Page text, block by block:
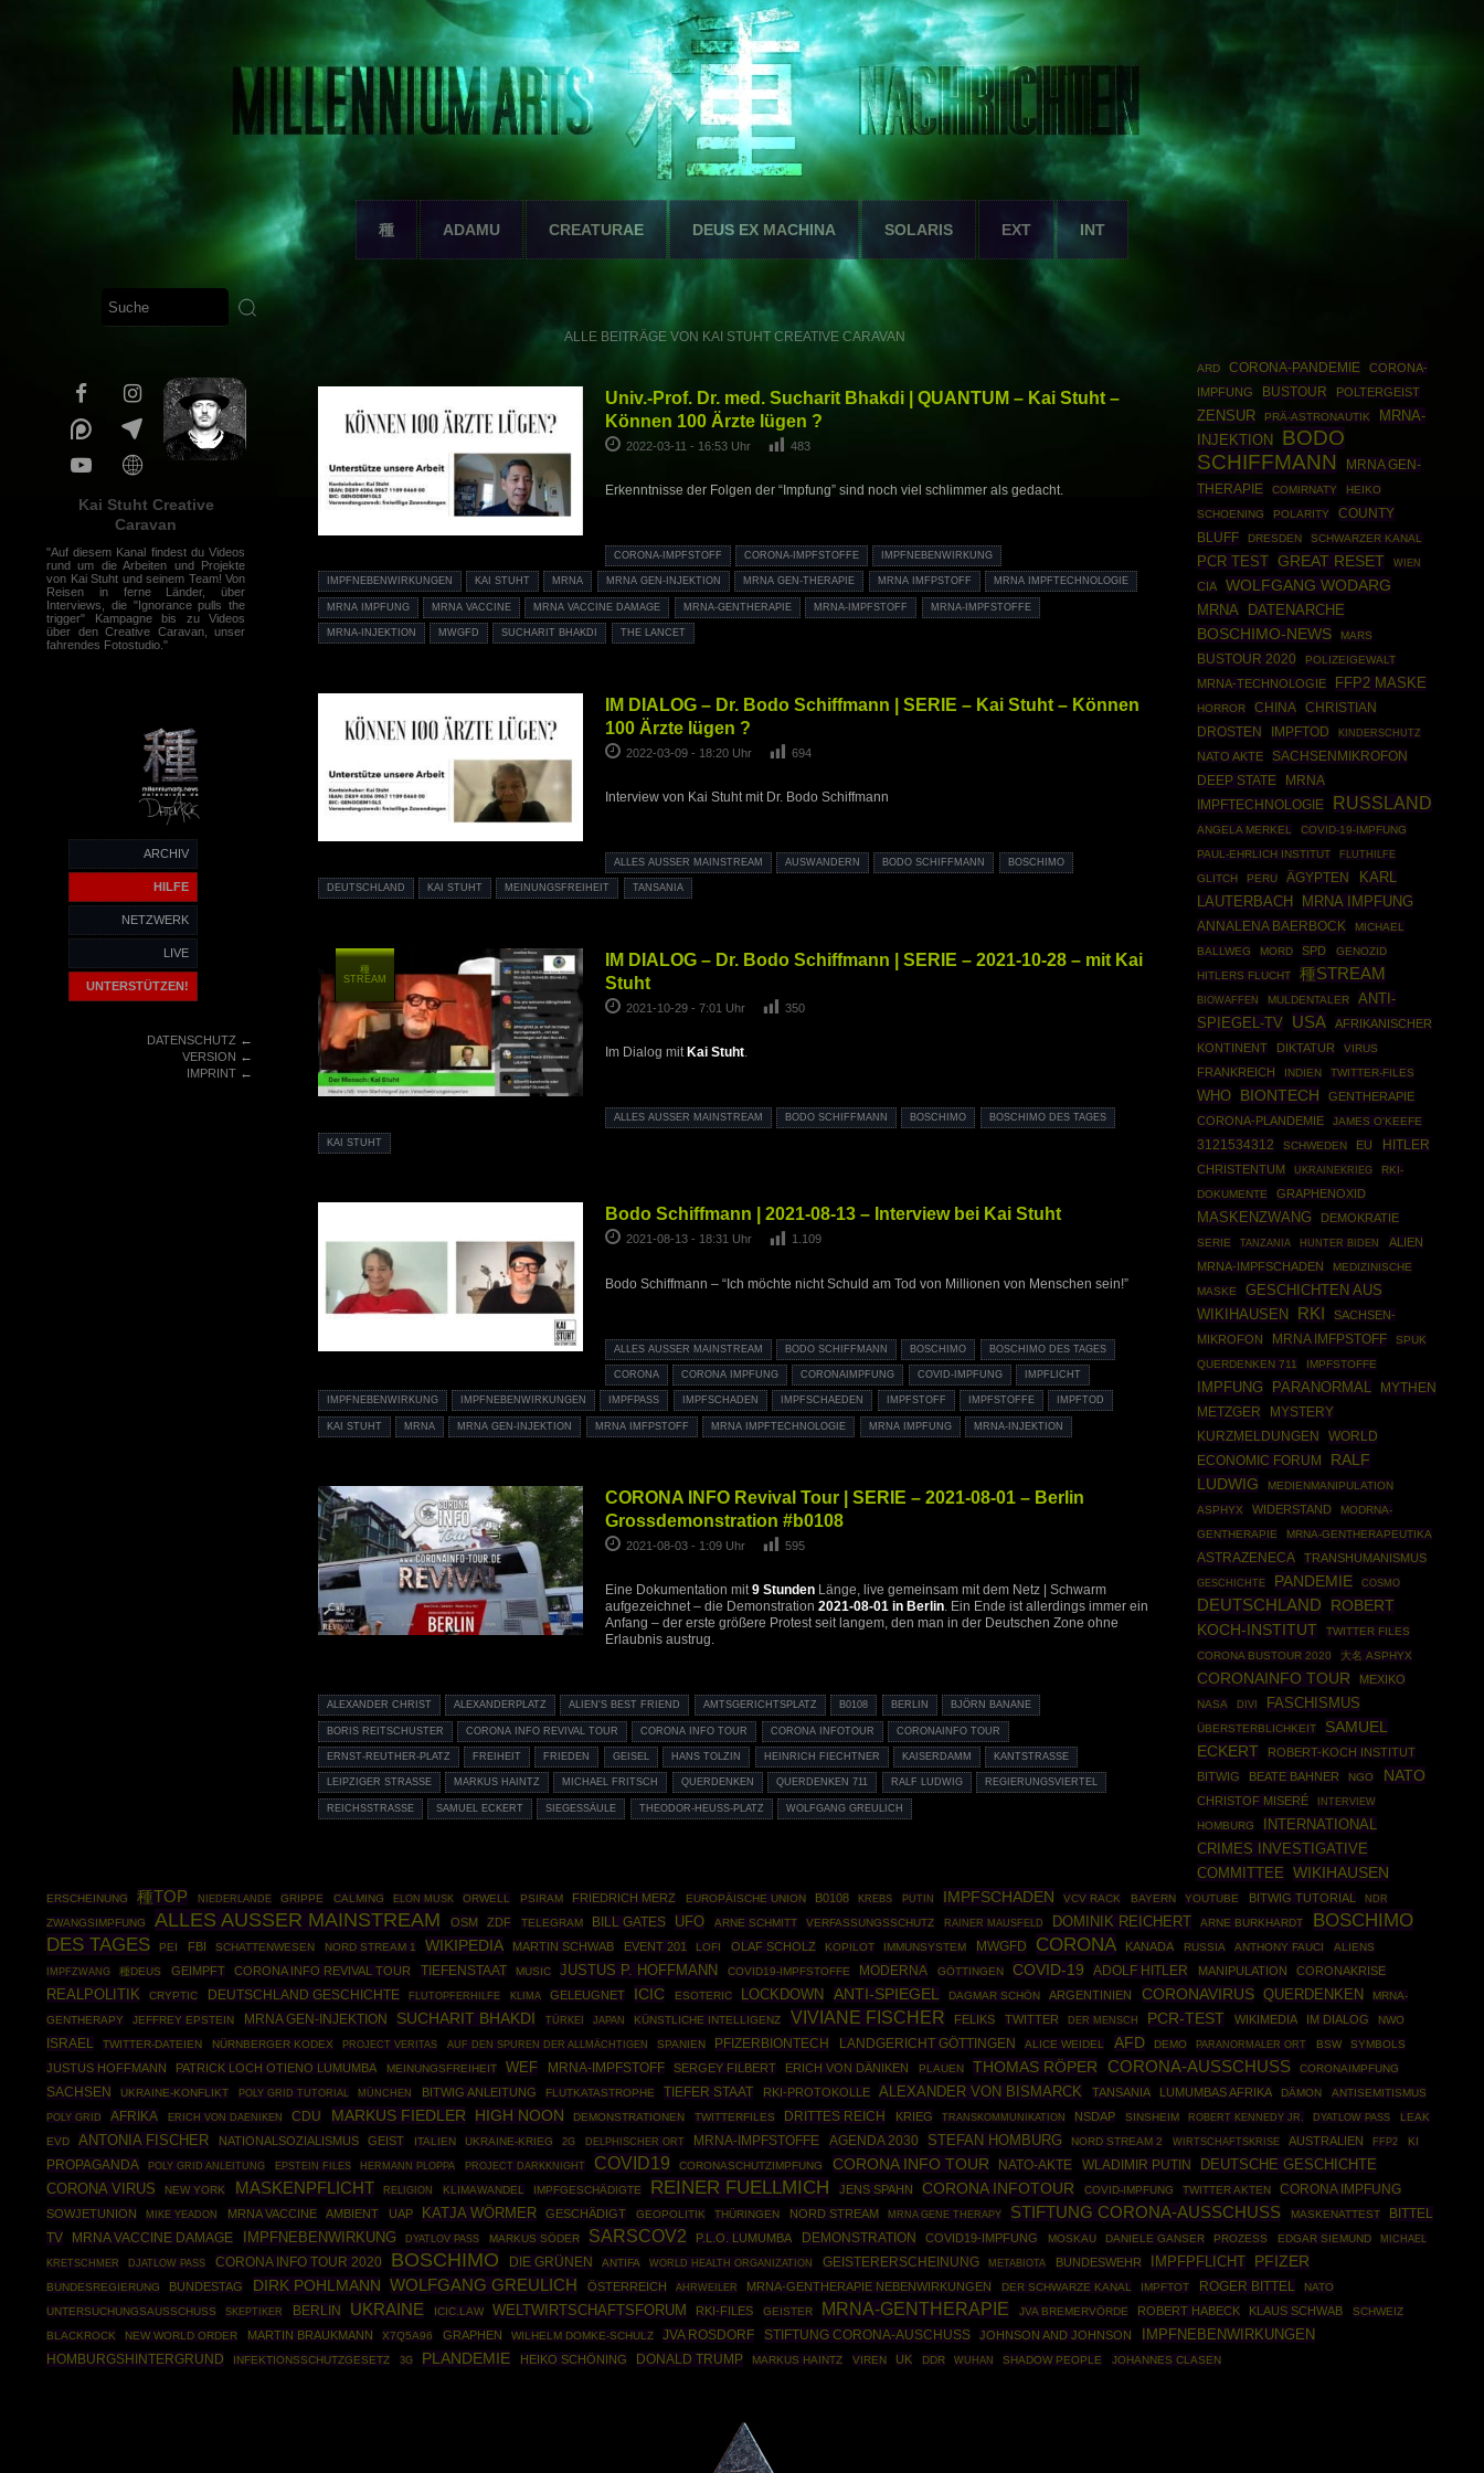
種 ADAMU CREATURAE DEUS EX MACHINA SOLARIS EXT INT
Kai Stuht Creative
Caravan
"Auf diesem Kanal findest du Videos
rund um die Arbeiten und Projekte
von Kai Stuht und seinem Team! Von
Reisen in ferne Länder, über
Interviews, die "Ignorance pulls the
trigger" Kampagne bis zu Videos
über den Creative Caravan, unser
fahrendes Fotostudio."
ARCHIV
HILFE
NETZWERK
LIVE
UNTERSTÜTZEN!
DATENSCHUTZ←
VERSION ←
IMPRINT←
ALLE BEITRÄGE VON KAI STUHT CREATIVE CARAVAN
Univ.-Prof. Dr. med. Sucharit Bhakdi | QUANTUM – Kai Stuht –
Können 100 Ärzte lügen ?
2022-03-11 - 16:53 Uhr 483
Erkenntnisse der Folgen der “Impfung” sind noch viel schlimmer als gedacht.
CORONA-IMPFSTOFF CORONA-IMPFSTOFFE IMPFNEBENWIRKUNG
IMPFNEBENWIRKUNGEN KAI STUHT MRNA MRNA GEN-INJEKTION MRNA GEN-THERAPIE MRNA IMFPSTOFF MRNA IMPFTECHNOLOGIE
MRNA IMPFUNG MRNA VACCINE MRNA VACCINE DAMAGE MRNA-GENTHERAPIE MRNA-IMPFSTOFF MRNA-IMPFSTOFFE
MRNA-INJEKTION MWGFD SUCHARIT BHAKDI THE LANCET
IM DIALOG – Dr. Bodo Schiffmann | SERIE – Kai Stuht – Können
100 Ärzte lügen ?
2022-03-09 - 18:20 Uhr 694
Interview von Kai Stuht mit Dr. Bodo Schiffmann
ALLES AUSSER MAINSTREAM AUSWANDERN BODO SCHIFFMANN BOSCHIMO
DEUTSCHLAND KAI STUHT MEINUNGSFREIHEIT TANSANIA
IM DIALOG – Dr. Bodo Schiffmann | SERIE – 2021-10-28 – mit Kai
Stuht
2021-10-29 - 7:01 Uhr 350
Im Dialog mit Kai Stuht.
ALLES AUSSER MAINSTREAM BODO SCHIFFMANN BOSCHIMO BOSCHIMO DES TAGES
KAI STUHT
種
STREAM
Bodo Schiffmann | 2021-08-13 – Interview bei Kai Stuht
2021-08-13 - 18:31 Uhr 1.109
Bodo Schiffmann – “Ich möchte nicht Schuld am Tod von Millionen von Menschen sein!”
ALLES AUSSER MAINSTREAM BODO SCHIFFMANN BOSCHIMO BOSCHIMO DES TAGES
CORONA CORONA IMPFUNG CORONAIMPFUNG COVID-IMPFUNG IMPFLICHT
IMPFNEBENWIRKUNG IMPFNEBENWIRKUNGEN IMPFPASS IMPFSCHADEN IMPFSCHAEDEN IMPFSTOFF IMPFSTOFFE IMPFTOD
KAI STUHT MRNA MRNA GEN-INJEKTION MRNA IMFPSTOFF MRNA IMPFTECHNOLOGIE MRNA IMPFUNG MRNA-INJEKTION
CORONA INFO Revival Tour | SERIE – 2021-08-01 – Berlin
Grossdemonstration #b0108
2021-08-03 - 1:09 Uhr 595
Eine Dokumentation mit9 StundenLänge, live gemeinsam mit dem Netz | Schwarm
aufgezeichnet – die Demonstration 2021-08-01 in Berlin. Ein Ende ist allerdings immer ein
Anfang – der erste größere Protest seit langem, den man in der Deutschen Zone ohne
Erlaubnis austrug.
ALEXANDER CHRIST ALEXANDERPLATZ ALIEN'S BEST FRIEND AMTSGERICHTSPLATZ B0108 BERLIN BJÖRN BANANE
BORIS REITSCHUSTER CORONA INFO REVIVAL TOUR CORONA INFO TOUR CORONA INFOTOUR CORONAINFO TOUR
ERNST-REUTHER-PLATZ FREIHEIT FRIEDEN GEISEL HANS TOLZIN HEINRICH FIECHTNER KAISERDAMM KANTSTRASSE
LEIPZIGER STRASSE MARKUS HAINTZ MICHAEL FRITSCH QUERDENKEN QUERDENKEN 711 RALF LUDWIG REGIERUNGSVIERTEL
REICHSSTRASSE SAMUEL ECKERT SIEGESSÄULE THEODOR-HEUSS-PLATZ WOLFGANG GREULICH
ARD CORONA-PANDEMIE
CORONA-
IMPFUNG
BUSTOUR POLTERGEIST
ZENSUR PRÄ-ASTRONAUTIK
MRNA-
INJEKTION
BODO
SCHIFFMANN
MRNA GEN-
THERAPIE
COMIRNATY
HEIKO
SCHOENING
POLARITY
COUNTY
BLUFF
DRESDEN SCHWARZER KANAL
PCR TEST GREAT RESET WIEN
CIA WOLFGANG WODARG
MRNA DATENARCHE
BOSCHIMO-NEWS MARS
BUSTOUR 2020 POLIZEIGEWALT
MRNA-TECHNOLOGIE FFP2 MASKE
HORROR CHINA
CHRISTIAN
DROSTEN
IMPFTOD KINDERSCHUTZ
NATO AKTE
SACHSENMIKROFON
DEEP STATE
MRNA
IMPFTECHNOLOGIE
RUSSLAND
ANGELA MERKEL
COVID-19-IMPFUNG
PAUL-EHRLICH INSTITUT
FLUTHILFE
GLITCH PERU ÄGYPTEN
KARL
LAUTERBACH
MRNA IMPFUNG
ANNALENA BAERBOCK
MICHAEL
BALLWEG
MORD SPD
GENOZID
HITLERS FLUCHT
種STREAM
BIOWAFFEN MULDENTALER
ANTI-
SPIEGEL-TV
USA
AFRIKANISCHER
KONTINENT
DIKTATUR VIRUS
FRANKREICH INDIEN TWITTER-FILES
WHO BIONTECH
GENTHERAPIE
CORONA-PLANDEMIE
JAMES O'KEEFE
3121534312 SCHWEDEN EU HITLER
CHRISTENTUM UKRAINEKRIEG
RKI-
DOKUMENTE
GRAPHENOXID
MASKENZWANG DEMOKRATIE
SERIE TANZANIA HUNTER BIDEN
ALIEN
MRNA-IMPFSCHADEN
MEDIZINISCHE
MASKE
GESCHICHTEN AUS
WIKIHAUSEN
RKI
SACHSEN-
MIKROFON
MRNA IMFPSTOFF
SPUK
QUERDENKEN 711
IMPFSTOFFE
IMPFUNG PARANORMAL
MYTHEN
METZGER
MYSTERY
KURZMELDUNGEN
WORLD
ECONOMIC FORUM
RALF
LUDWIG
MEDIENMANIPULATION
ASPHYX
WIDERSTAND
MODRNA-
GENTHERAPIE
MRNA-GENTHERAPEUTIKA
ASTRAZENECA TRANSHUMANISMUS
GESCHICHTE PANDEMIE COSMO
DEUTSCHLAND
ROBERT
KOCH-INSTITUT
TWITTER FILES
CORONA BUSTOUR 2020
大名 ASPHYX
CORONAINFO TOUR MEXIKO
NASA DIVI FASCHISMUS
ÜBERSTERBLICHKEIT
SAMUEL
ECKERT
ROBERT-KOCH INSTITUT
BITWIG
BEATE BAHNER NGO NATO
CHRISTOF MISERÉ INTERVIEW
HOMBURG
INTERNATIONAL
CRIMES INVESTIGATIVE
COMMITTEE
WIKIHAUSEN
ERSCHEINUNG 種TOP NIEDERLANDE GRIPPE CALMING ELON MUSK ORWELL PSIRAM FRIEDRICH MERZ EUROPÄISCHE UNION B0108 KREBS PUTIN IMPFSCHADEN VCV RACK BAYERN YOUTUBE BITWIG TUTORIAL NDR
ZWANGSIMPFUNG ALLES AUSSER MAINSTREAM OSM ZDF TELEGRAM BILL GATES UFO ARNE SCHMITT VERFASSUNGSSCHUTZ RAINER MAUSFELD DOMINIK REICHERT ARNE BURKHARDT
BOSCHIMO
DES TAGES
PEI FBI SCHATTENWESEN NORD STREAM 1 WIKIPEDIA MARTIN SCHWAB EVENT 201 LOFI OLAF SCHOLZ KOPILOT IMMUNSYSTEM MWGFD CORONA KANADA RUSSIA ANTHONY FAUCI
ALIENS
IMPFZWANG
種DEUS GEIMPFT CORONA INFO REVIVAL TOUR TIEFENSTAAT MUSIC JUSTUS P. HOFFMANN COVID19-IMPFSTOFFE MODERNA GÖTTINGEN COVID-19 ADOLF HITLER MANIPULATION CORONAKRISE
REALPOLITIK CRYPTIC DEUTSCHLAND GESCHICHTE FLUTOPFERHILFE KLIMA GELEUGNET ICIC ESOTERIC LOCKDOWN ANTI-SPIEGEL DAGMAR SCHÖN ARGENTINIEN CORONAVIRUS QUERDENKEN
MRNA-
GENTHERAPY
JEFFREY EPSTEIN MRNA GEN-INJEKTION SUCHARIT BHAKDI TÜRKEI JAPAN KÜNSTLICHE INTELLIGENZ VIVIANE FISCHER FELIKS TWITTER DER MENSCH PCR-TEST WIKIMEDIA IM DIALOG NWO
ISRAEL TWITTER-DATEIEN NÜRNBERGER KODEX PROJECT VERITAS AUF DEN SPUREN DER ALLMÄCHTIGEN SPANIEN PFIZERBIONTECH LANDGERICHT GÖTTINGEN ALICE WEIDEL AFD DEMO PARANORMALER ORT BSW SYMBOLS
JUSTUS HOFFMANN PATRICK LOCH OTIENO LUMUMBA MEINUNGSFREIHEIT WEF MRNA-IMPFSTOFF SERGEY FILBERT ERICH VON DÄNIKEN PLAUEN THOMAS RÖPER CORONA-AUSSCHUSS CORONAIMPFUNG
SACHSEN UKRAINE-KONFLIKT POLY GRID TUTORIAL MÜNCHEN BITWIG ANLEITUNG FLUTKATASTROPHE TIEFER STAAT RKI-PROTOKOLLE ALEXANDER VON BISMARCK TANSANIA LUMUMBAS AFRIKA DÄMON
ANTISEMITISMUS
POLY GRID
AFRIKA ERICH VON DAENIKEN CDU MARKUS FIEDLER HIGH NOON DEMONSTRATIONEN TWITTERFILES DRITTES REICH KRIEG TRANSKOMMUNIKATION NSDAP SINSHEIM ROBERT KENNEDY JR. DYATLOW PASS
LEAK
EVD
ANTONIA FISCHER NATIONALSOZIALISMUS GEIST ITALIEN UKRAINE-KRIEG 2G DELPHISCHER ORT MRNA-IMPFSTOFFE AGENDA 2030 STEFAN HOMBURG NORD STREAM 2 WIRTSCHAFTSKRISE AUSTRALIEN FFP2 KI
PROPAGANDA POLY GRID ANLEITUNG EPSTEIN FILES HERMANN PLOPPA PROJECT DARKKNIGHT COVID19 CORONASCHUTZIMPFUNG CORONA INFO TOUR NATO-AKTE WLADIMIR PUTIN
DEUTSCHE GESCHICHTE
CORONA VIRUS
NEW YORK MASKENPFLICHT RELIGION KLIMAWANDEL IMPFGESCHÄDIGTE REINER FUELLMICH JENS SPAHN CORONA INFOTOUR COVID-IMPFUNG TWITTER AKTEN
CORONA IMPFUNG
SOWJETUNION
MIKE YEADON MRNA VACCINE AMBIENT UAP KATJA WÖRMER GESCHÄDIGT GEOPOLITIK THÜRINGEN NORD STREAM MRNA GENE THERAPY STIFTUNG CORONA-AUSSCHUSS MASKENATTEST
BITTEL
TV
MRNA VACCINE DAMAGE IMPFNEBENWIRKUNG DYATLOV PASS MARKUS SÖDER SARSCOV2 P.L.O. LUMUMBA DEMONSTRATION COVID19-IMPFUNG MOSKAU DANIELE GANSER PROZESS EDGAR SIEMUND MICHAEL
KRETSCHMER DJATLOW PASS CORONA INFO TOUR 2020 BOSCHIMO DIE GRÜNEN ANTIFA WORLD HEALTH ORGANIZATION GEISTERERSCHEINUNG METABIOTA BUNDESWEHR IMPFPFLICHT PFIZER
BUNDESREGIERUNG BUNDESTAG DIRK POHLMANN WOLFGANG GREULICH ÖSTERREICH AHRWEILER MRNA-GENTHERAPIE NEBENWIRKUNGEN DER SCHWARZE KANAL IMPFTOT ROGER BITTEL
NATO
UNTERSUCHUNGSAUSSCHUSS
SKEPTIKER BERLIN UKRAINE ICIC.LAW WELTWIRTSCHAFTSFORUM RKI-FILES GEISTER MRNA-GENTHERAPIE JVA BREMERVÖRDE ROBERT HABECK KLAUS SCHWAB
SCHWEIZ
BLACKROCK
NEW WORLD ORDER MARTIN BRAUKMANN X7Q5A96 GRAPHEN WILHELM DOMKE-SCHULZ JVA ROSDORF STIFTUNG CORONA-AUSCHUSS JOHNSON AND JOHNSON IMPFNEBENWIRKUNGEN
HOMBURGSHINTERGRUND INFEKTIONSSCHUTZGESETZ 3G PLANDEMIE HEIKO SCHÖNING DONALD TRUMP MARKUS HAINTZ VIREN UK DDR WUHAN SHADOW PEOPLE JOHANNES CLASEN